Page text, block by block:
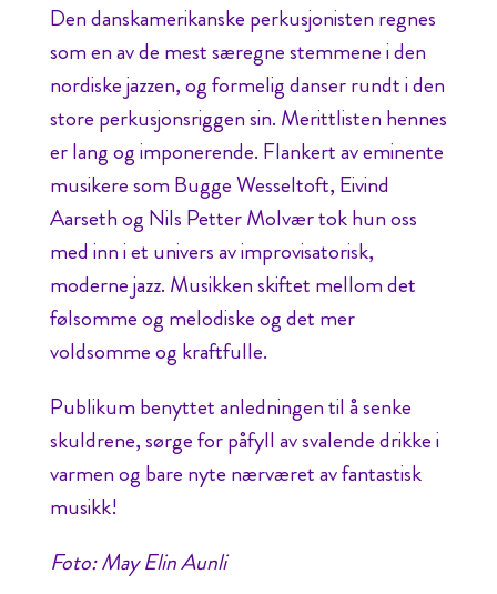
Den danskamerikanske perkusjonisten regnes
som en av de mest særegne stemmene i den
nordiske jazzen, og formelig danser rundt i den
store perkusjonsriggen sin. Merittlisten hennes
er lang og imponerende. Flankert av eminente
musikere som Bugge Wesseltoft, Eivind
Aarseth og Nils Petter Molvær tok hun oss
med inn i et univers av improvisatorisk,
moderne jazz. Musikken skiftet mellom det
følsomme og melodiske og det mer
voldsomme og kraftfulle.
Publikum benyttet anledningen til å senke
skuldrene, sørge for påfyll av svalende drikke i
varmen og bare nyte nærværet av fantastisk
musikk!
Foto: May Elin Aunli